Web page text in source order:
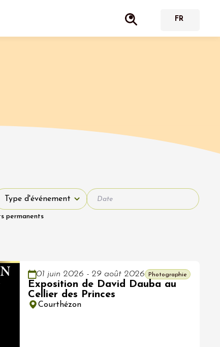
d'événement
Type d'événement
permanents
01 juin 2026 - 29 août 2026 Photographie
Exposition de David Dauba au
Cellier des Princes
Courthézon